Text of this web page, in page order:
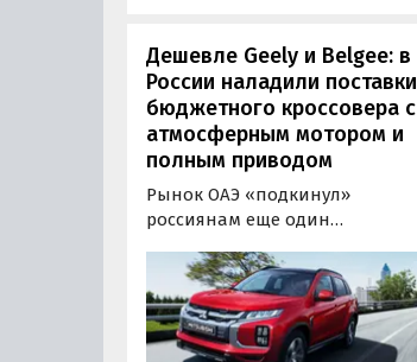
Дешевле Geely и Belgee: в
России наладили поставки
бюджетного кроссовера с
атмосферным мотором и
полным приводом
Рынок ОАЭ «подкинул»
россиянам еще один
продавался в России
официально. Речь о Mitsubishi
ASX: у дилеров в Эмиратах он
стоит примерно от 1 600 000